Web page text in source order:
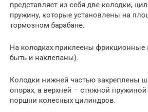
представляет из себя две колодки,
пружину, которые установлены на
тормозном барабане.
На колодках приклеены фрикционные
быть и наклепаны).
Колодки нижней частью закреплены
опорах, а верхней – стяжной пружиной
поршни колесных цилиндров.